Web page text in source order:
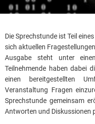
Die Sprechstunde ist Teil
sich aktuellen
Ausgabe steht unter
Teilnehmende haben dabei
einen bereitgestellten
Veranstaltung Fragen
Sprechstunde gemeinsam
Antworten und Diskussionen